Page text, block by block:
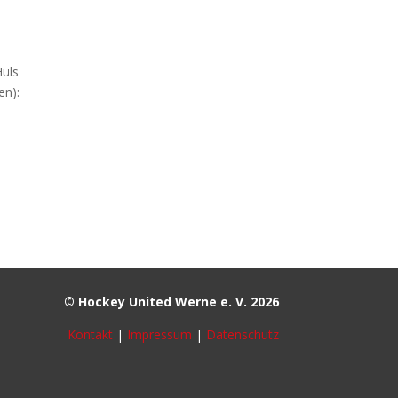
© Hockey United Werne e. V. 2026
Kontakt| Impressum | Datenschutz